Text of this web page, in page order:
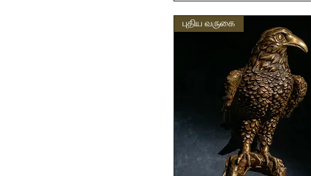
புதிய வருகை